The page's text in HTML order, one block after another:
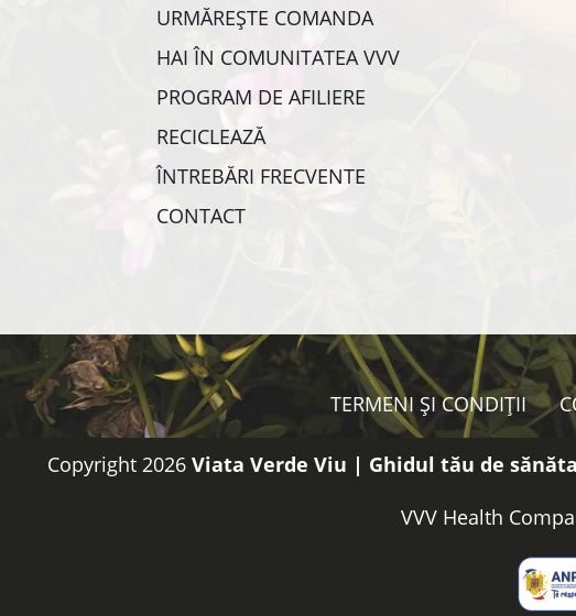
URMĂREȘTE COMANDA
HAI ÎN COMUNITATEA VVV
PROGRAM DE AFILIERE
RECICLEAZĂ
ÎNTREBĂRI FRECVENTE
CONTACT
TERMENI ȘI CONDIȚII
Copyright 2026 Viata Verde Viu | Ghidul tău de
VVV Health